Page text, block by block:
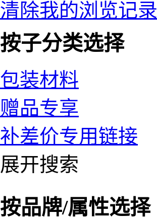
清除我的浏览记录
按子分类选择
包装材料
赠品专享
补差价专用链接
展开搜索
按品牌/属性选择